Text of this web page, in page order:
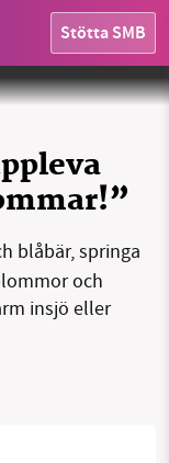
Stötta SMB
Tipsa oss
blåbär, springa
och
insjö eller